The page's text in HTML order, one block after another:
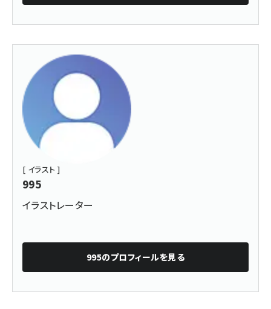
[ イラスト ]
995
イラストレーター
995のプロフィールを見る